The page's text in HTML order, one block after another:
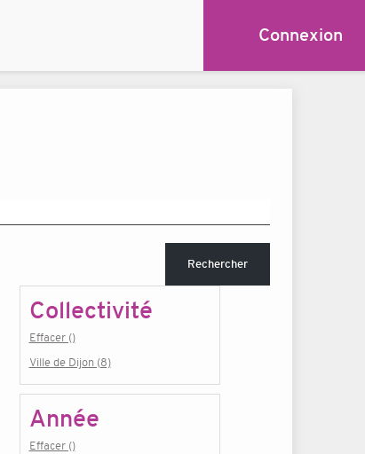
Connexion
Rechercher
Collectivité
Effacer ()
Ville de Dijon (8)
Année
Effacer ()